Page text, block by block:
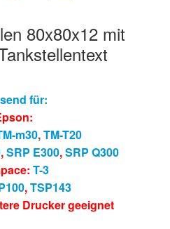
80x80x12 mit
für:
m30,TM-T20
,SRP E300,SRP Q300
T-3
,TSP143
Drucker geeignet